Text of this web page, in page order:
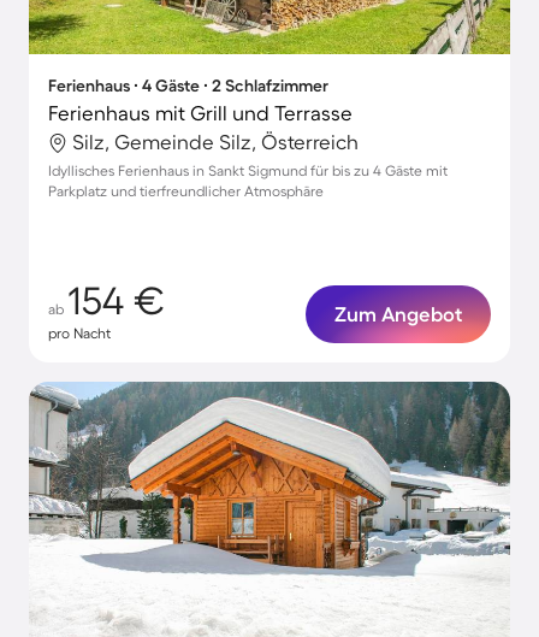
Ferienhaus ∙ 4 Gäste ∙ 2 Schlafzimmer
Ferienhaus mit Grill und Terrasse
Silz, Gemeinde Silz, Österreich
Idyllisches Ferienhaus in Sankt Sigmund für bis zu 4 Gäste mit
Parkplatz und tierfreundlicher Atmosphäre
ab 154 €
pro Nacht
Zum Angebot